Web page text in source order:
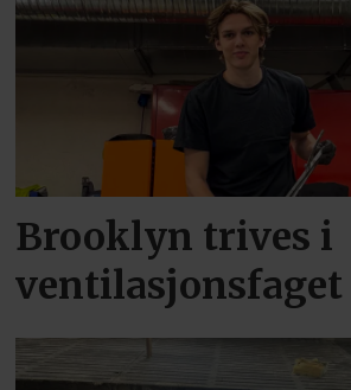
Brooklyn trives i
ventilasjonsfaget